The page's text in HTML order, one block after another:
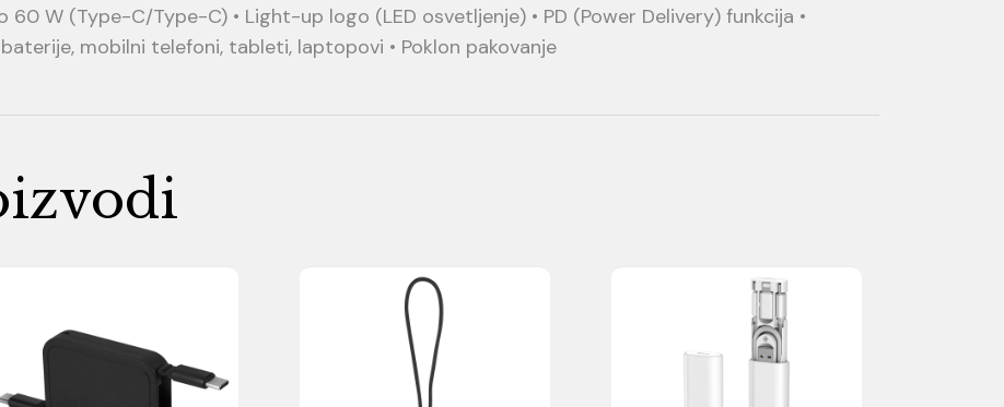
60 W (Type-C/Type-C) • Light-up logo (LED osvetljenje) • PD (Power Delivery) funkcija •
mobilni telefoni, tableti, laptopovi • Poklon pakovanje